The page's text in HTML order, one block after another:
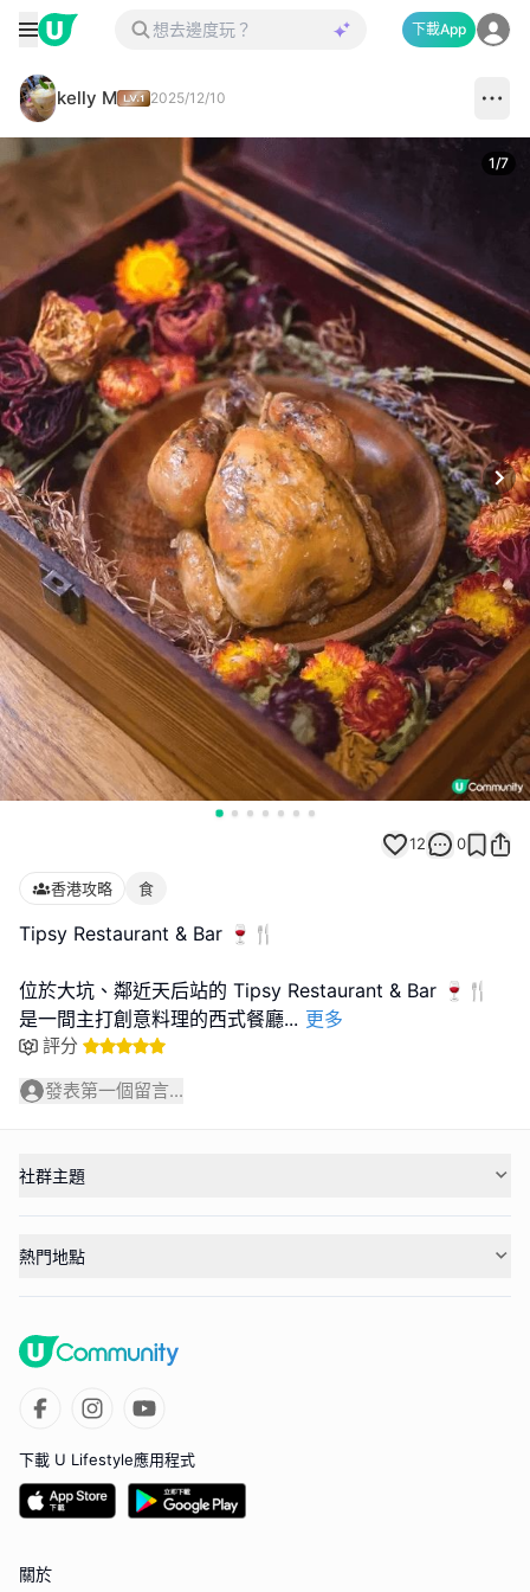
下載App
kelly M 2025/12/10
1/7
12 0
香港攻略 食
Tipsy Restaurant & Bar 🍷🍴
位於大坑、鄰近天后站的 Tipsy Restaurant & Bar 🍷🍴
是一間主打創意料理的西式餐廳... 更多
評分
發表第一個留言...
社群主題
熱門地點
下載 U Lifestyle應用程式
關於